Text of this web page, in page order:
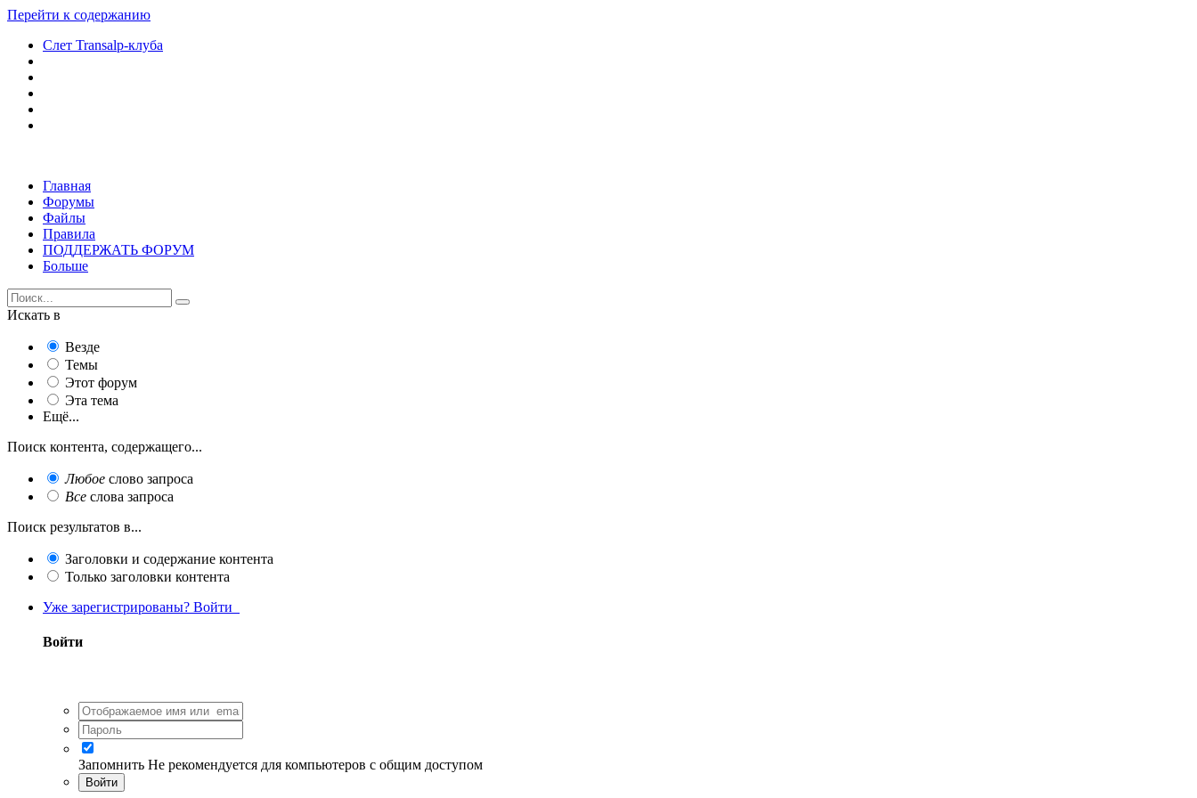
Перейти к содержанию
Слет Transalp-клуба
Главная
Форумы
Файлы
Правила
ПОДДЕРЖАТЬ ФОРУМ
Больше
Искать в
Везде
Темы
Этот форум
Эта тема
Ещё...
Поиск контента, содержащего...
Любое слово запроса
Все слова запроса
Поиск результатов в...
Заголовки и содержание контента
Только заголовки контента
Уже зарегистрированы? Войти
Войти
Запомнить Не рекомендуется для компьютеров с общим доступом
Войти